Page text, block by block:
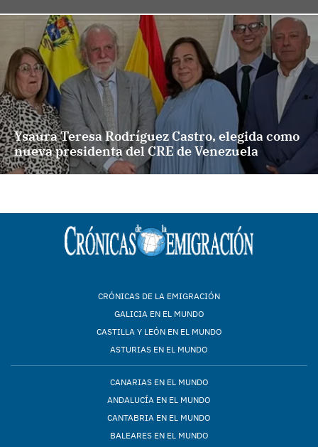
Ysaura Teresa Rodríguez Castro, elegida como
nueva presidenta del CRE de Venezuela
CRÓNICAS DE LA EMIGRACIÓN
GALICIA EN EL MUNDO
CASTILLA Y LEÓN EN EL MUNDO
ASTURIAS EN EL MUNDO
CANARIAS EN EL MUNDO
ANDALUCÍA EN EL MUNDO
CANTABRIA EN EL MUNDO
BALEARES EN EL MUNDO